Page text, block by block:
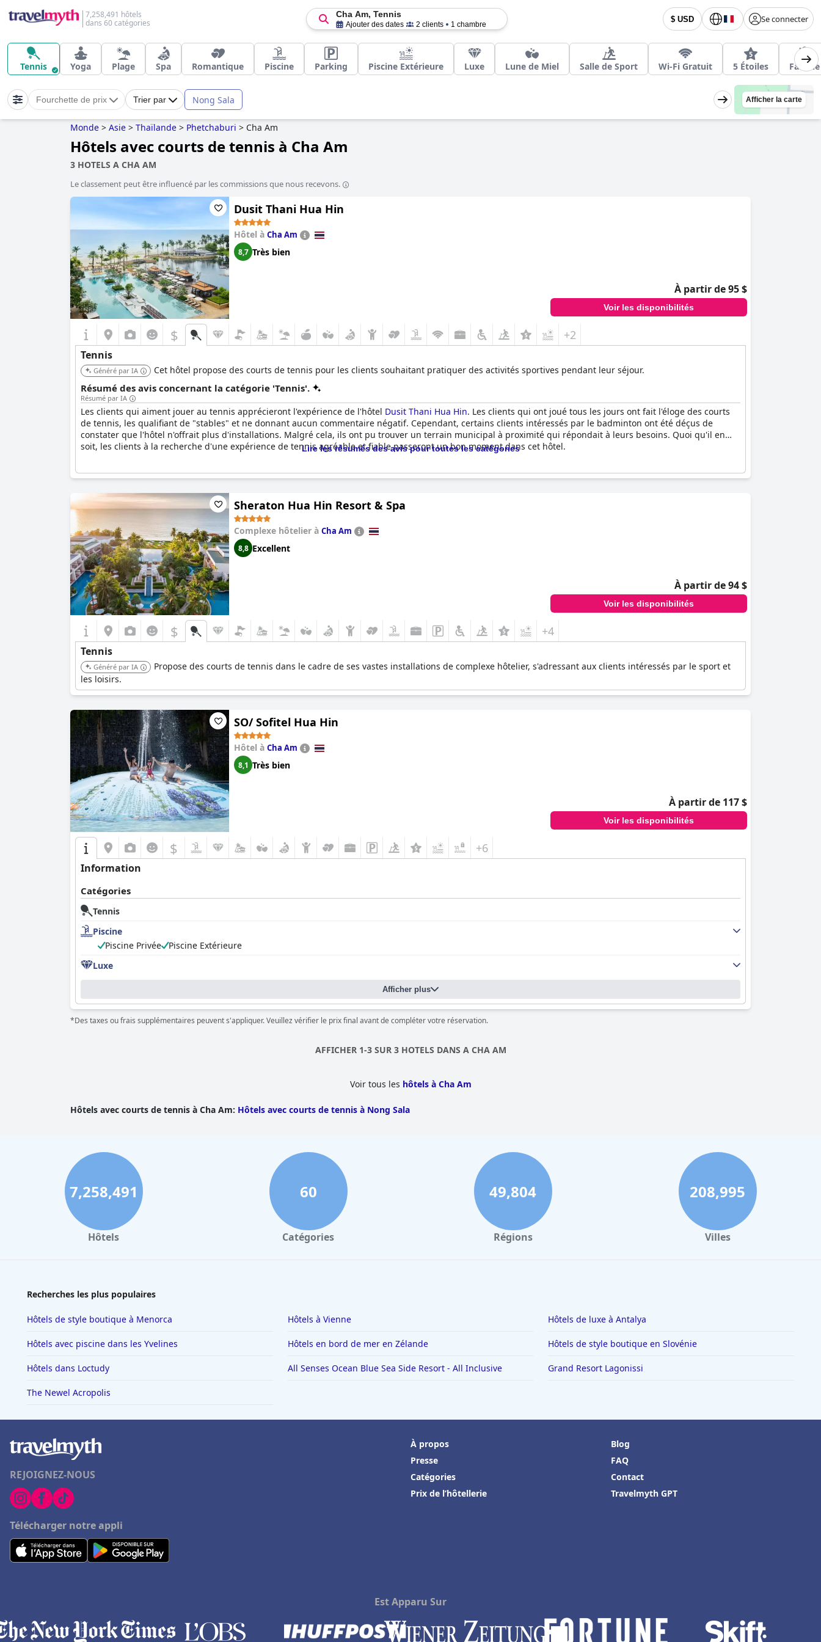
7,258,491 hôtels
dans 60 catégories
$ USD Se connecter
Cha Am, Tennis
Ajouter des dates 2 clients 1 chambre
Tennis Yoga Plage Spa Romantique Piscine Parking Piscine Extérieure Luxe Lune de Miel Salle de Sport Wi-Fi Gratuit 5 Étoiles Famille
Fourchette de prix Trier par Nong Sala Afficher la carte
Monde > Asie > Thaïlande > Phetchaburi > Cha Am
Hôtels avec courts de tennis à Cha Am
3 HOTELS A CHA AM
Le classement peut être influencé par les commissions que nous recevons.
Dusit Thani Hua Hin
Hôtel à Cha Am
8,7 Très bien
À partir de 95 $
Voir les disponibilités
$ +2
Tennis
Généré par IA Cet hôtel propose des courts de tennis pour les clients souhaitant pratiquer des activités sportives pendant leur séjour.
Résumé des avis concernant la catégorie 'Tennis'.
Résumé par IA
Les clients qui aiment jouer au tennis apprécieront l'expérience de l'hôtel Dusit Thani Hua Hin. Les clients qui ont joué tous les jours ont fait l'éloge des courts
de tennis, les qualifiant de "stables" et ne donnant aucun commentaire négatif. Cependant, certains clients intéressés par le badminton ont été déçus de
constater que l'hôtel n'offrait plus d'installations. Malgré cela, ils ont pu trouver un terrain municipal à proximité qui répondait à leurs besoins. Quoi qu'il en
soit, les clients à la recherche d'une expérience de tennis agréable et fiable passeront un bon moment dans cet hôtel.
Lire les résumés des avis pour toutes les catégories
Sheraton Hua Hin Resort & Spa
Complexe hôtelier à Cha Am
8,8 Excellent
À partir de 94 $
Voir les disponibilités
$ +4
Tennis
Généré par IA
Propose des courts de tennis dans le cadre de ses vastes installations de complexe hôtelier, s'adressant aux clients intéressés par le sport et
les loisirs.
SO/ Sofitel Hua Hin
Hôtel à Cha Am
8,1 Très bien
À partir de 117 $
Voir les disponibilités
$ +6
Information
Catégories
Tennis
Piscine
Piscine Privée
Piscine Extérieure
Luxe
Afficher plus
*Des taxes ou frais supplémentaires peuvent s'appliquer. Veuillez vérifier le prix final avant de compléter votre réservation.
AFFICHER 1-3 SUR 3 HOTELS DANS A CHA AM
Voir tous les hôtels à Cha Am
Hôtels avec courts de tennis à Cha Am: Hôtels avec courts de tennis à Nong Sala
7,258,491
Hôtels
60
Catégories
49,804
Régions
208,995
Villes
Recherches les plus populaires
Hôtels de style boutique à Menorca Hôtels à Vienne Hôtels de luxe à Antalya
Hôtels avec piscine dans les Yvelines Hôtels en bord de mer en Zélande Hôtels de style boutique en Slovénie
Hôtels dans Loctudy All Senses Ocean Blue Sea Side Resort - All Inclusive Grand Resort Lagonissi
The Newel Acropolis
REJOIGNEZ-NOUS
Télécharger notre appli
À propos
Presse
Catégories
Prix de l’hôtellerie
Blog
FAQ
Contact
Travelmyth GPT
Est Apparu Sur